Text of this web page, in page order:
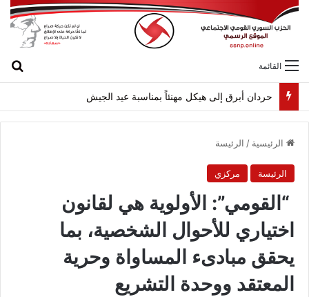
القائمة
حردان أبرق إلى هيكل مهنئاً بمناسبة عيد الجيش
الرئيسية / الرئيسة
الرئيسة مركزي
“القومي”: الأولوية هي لقانون
اختياري للأحوال الشخصية، بما
يحقق مبادىء المساواة وحرية
المعتقد ووحدة التشريع